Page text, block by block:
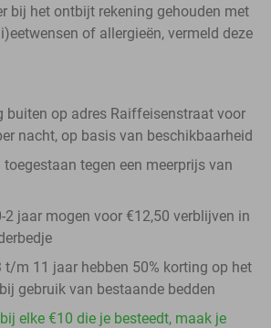
bij het ontbijt rekening gehouden met
of allergieën, vermeld deze
buiten op adres Raiffeisenstraat voor
nacht, op basis van beschikbaarheid
tegen een meerprijs van
2 jaar mogen voor €12,50 verblijven in
t/m 11 jaar hebben 50% korting op het
gebruik van bestaande bedden
elke €10 die je besteedt, maak je